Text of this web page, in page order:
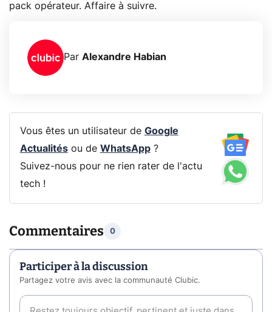
pack opérateur. Affaire à suivre.
Par Alexandre Habian
Vous êtes un utilisateur de Google
Actualitésou de WhatsApp?
Suivez-nous pour ne rien rater de l'actu
tech !
Commentaires 0
Participer à la discussion
Partagez votre avis avec la communauté Clubic.